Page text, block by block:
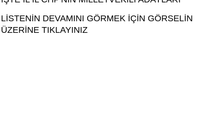
LİSTENİN DEVAMINI GÖRMEK İÇİN GÖRSELİN
ÜZERİNE TIKLAYINIZ